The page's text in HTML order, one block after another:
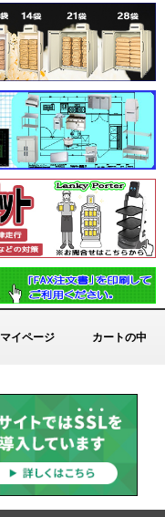
マイページ カートの中